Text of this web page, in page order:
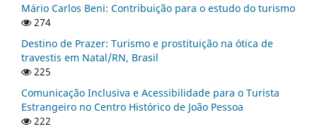
Mário Carlos Beni: Contribuição para o estudo do turismo
274
Destino de Prazer: Turismo e prostituição na ótica de
travestis em Natal/RN, Brasil
225
Comunicação Inclusiva e Acessibilidade para o Turista
Estrangeiro no Centro Histórico de João Pessoa
222